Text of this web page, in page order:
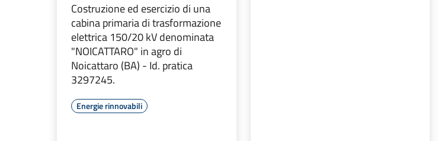
Costruzione ed esercizio di una
cabina primaria di trasformazione
elettrica 150/20 kV denominata
"NOICATTARO" in agro di
Noicattaro (BA) - Id. pratica
3297245.
Energie rinnovabili